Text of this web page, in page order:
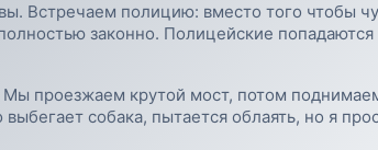
Встречаем полицию: вместо того чтобы
законно. Полицейские
проезжаем крутой мост, потом
собака, пытается облаять, но я